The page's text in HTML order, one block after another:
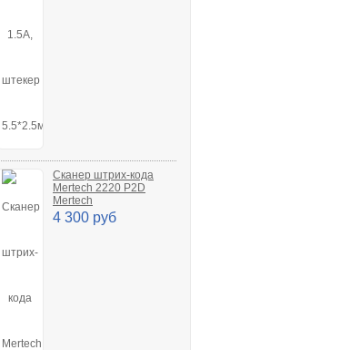
Сканер штрих-кода
Mertech 2220 P2D
Mertech
4 300 руб